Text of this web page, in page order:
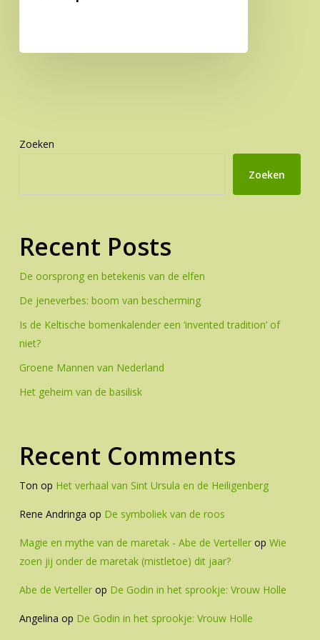
Zoeken
Zoeken
Recent Posts
De oorsprong en betekenis van de elfen
De jeneverbes: boom van bescherming
Is de Keltische bomenkalender een ‘invented tradition’ of
niet?
Groene Mannen van Nederland
Het geheim van de basilisk
Recent Comments
Ton op Het verhaal van Sint Ursula en de Heiligenberg
Rene Andringa op De symboliek van de roos
Magie en mythe van de maretak - Abe de Vertellerop Wie
zoen jij onder de maretak (mistletoe) dit jaar?
Abe de Vertellerop De Godin in het sprookje: Vrouw Holle
Angelina op De Godin in het sprookje: Vrouw Holle